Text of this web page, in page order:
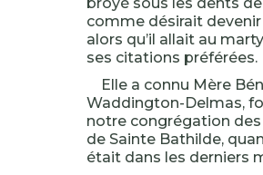
comme désirait
alors qu’il allait au
ses citations préférées.
Elle a connu Mère
Waddington-Delmas,
notre congrégation
de Sainte Bathilde,
était dans les derniers